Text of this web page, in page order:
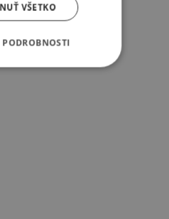
VŠETKO
PODROBNOSTI